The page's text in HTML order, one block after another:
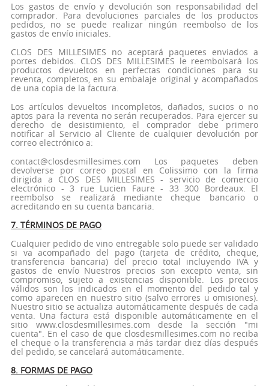
Los gastos de envío y devolución son responsabilidad del
comprador. Para devoluciones parciales de los productos
pedidos, no se puede realizar ningún reembolso de los
gastos de envío iniciales.
CLOS DES MILLESIMES no aceptará paquetes enviados a
portes debidos. CLOS DES MILLESIMES le reembolsará los
productos devueltos en perfectas condiciones para su
reventa, completos, en su embalaje original y acompañados
de una copia de la factura.
Los artículos devueltos incompletos, dañados, sucios o no
aptos para la reventa no serán recuperados. Para ejercer su
derecho de desistimiento, el comprador debe primero
notificar al Servicio al Cliente de cualquier devolución por
correo electrónico a:
contact@closdesmillesimes.com Los paquetes deben
devolverse por correo postal en Colissimo con la firma
dirigida a CLOS DES MILLESIMES - servicio de comercio
electrónico - 3 rue Lucien Faure - 33 300 Bordeaux. El
reembolso se realizará mediante cheque bancario o
acreditando en su cuenta bancaria.
7. TÉRMINOS DE PAGO
Cualquier pedido de vino entregable solo puede ser validado
si va acompañado del pago (tarjeta de crédito, cheque,
transferencia bancaria) del precio total incluyendo IVA y
gastos de envío Nuestros precios son excepto venta, sin
compromiso, sujeto a existencias disponible. Los precios
válidos son los indicados en el momento del pedido tal y
como aparecen en nuestro sitio (salvo errores u omisiones).
Nuestro sitio se actualiza automáticamente después de cada
venta. Una factura está disponible automáticamente en el
sitio www.closdesmillesimes.com desde la sección "mi
cuenta". En el caso de que closdesmillesimes.com no reciba
el cheque o la transferencia a más tardar diez días después
del pedido, se cancelará automáticamente.
8. FORMAS DE PAGO